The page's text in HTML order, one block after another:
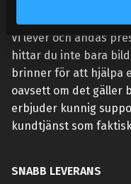
VÅR AFFÄRSIDÉ ÄR
Vi lever och andas
hittar du inte bara
brinner för att hjälpa
oavsett om det gäller
erbjuder kunnig
kundtjänst som
SNABB LEVERANS